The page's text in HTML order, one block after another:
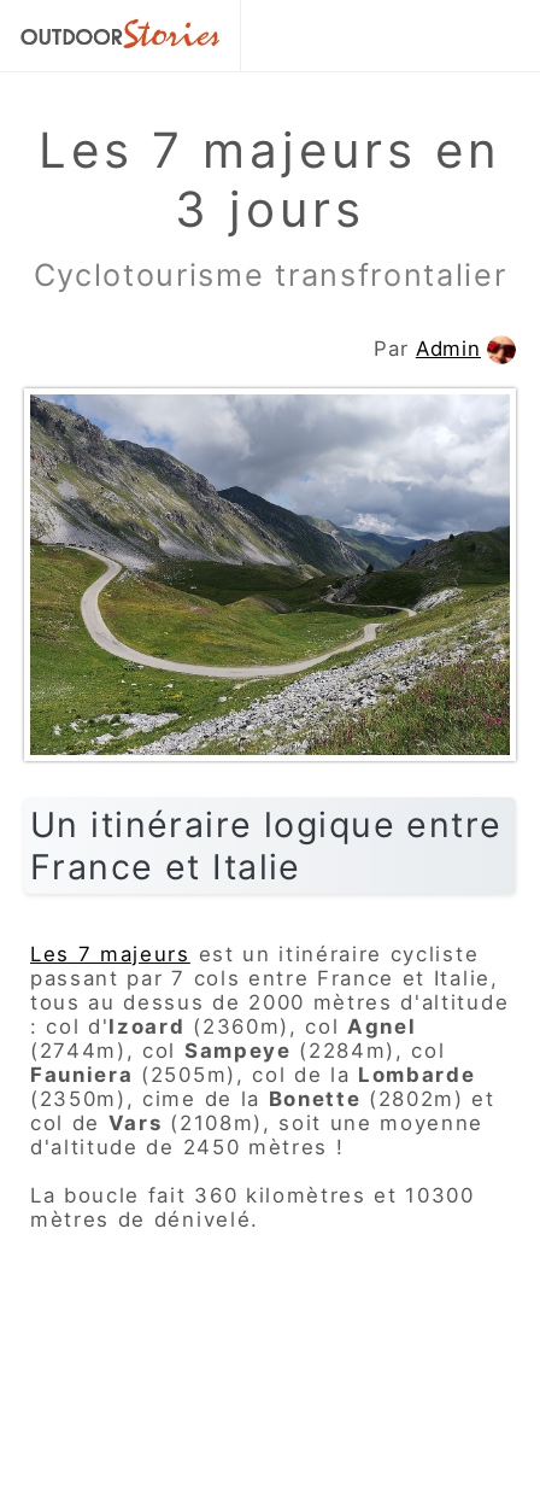
Les 7 majeurs en
3 jours
Cyclotourisme transfrontalier
Par Admin
Un itinéraire logique entre
France et Italie
Les 7 majeurs est un itinéraire cycliste
passant par 7 cols entre France et Italie,
tous au dessus de 2000 mètres d'altitude
: col d'Izoard (2360m), col Agnel
(2744m), col Sampeye (2284m), col
Fauniera (2505m), col de la Lombarde
(2350m), cime de la Bonette (2802m) et
col de Vars (2108m), soit une moyenne
d'altitude de 2450 mètres !
La boucle fait 360 kilomètres et 10300
mètres de dénivelé.